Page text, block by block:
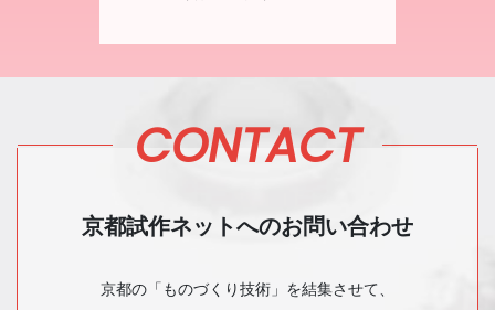
CONTACT
京都試作ネットへのお問い合わせ
京都の「ものづくり技術」を結集させて、